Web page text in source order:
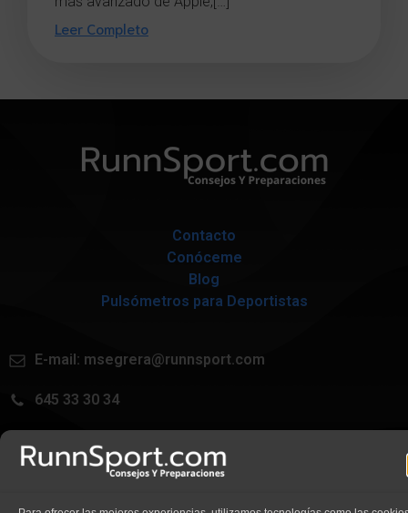
Leer Completo
Contacto
Conóceme
Blog
Pulsómetros para Deportistas
E-mail: msegrera@runnsport.com
645 33 30 34